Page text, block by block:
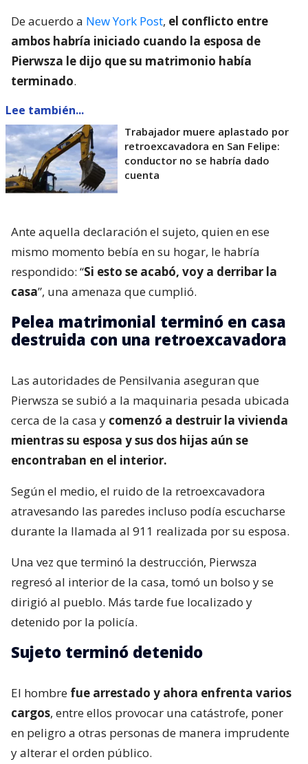
De acuerdo a New York Post, el conflicto entre
ambos habría iniciado cuando la esposa de
Pierwsza le dijo que su matrimonio había
terminado.
Lee también...
Trabajador muere aplastado por
retroexcavadora en San Felipe:
conductor no se habría dado
cuenta
Ante aquella declaración el sujeto, quien en ese
mismo momento bebía en su hogar, le habría
respondido: “Si esto se acabó, voy a derribar la
casa”, una amenaza que cumplió.
Pelea matrimonial terminó en casa
destruida con una retroexcavadora
Las autoridades de Pensilvania aseguran que
Pierwsza se subió a la maquinaria pesada ubicada
cerca de la casa y comenzó a destruir la vivienda
mientras su esposa y sus dos hijas aún se
encontraban en el interior.
Según el medio, el ruido de la retroexcavadora
atravesando las paredes incluso podía escucharse
durante la llamada al 911 realizada por su esposa.
Una vez que terminó la destrucción, Pierwsza
regresó al interior de la casa, tomó un bolso y se
dirigió al pueblo. Más tarde fue localizado y
detenido por la policía.
Sujeto terminó detenido
El hombre fue arrestado y ahora enfrenta varios
cargos, entre ellos provocar una catástrofe, poner
en peligro a otras personas de manera imprudente
y alterar el orden público.